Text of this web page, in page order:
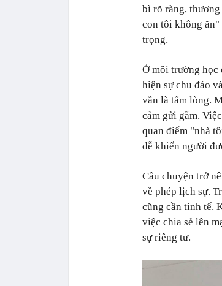
bì rõ ràng,
con tôi không ăn"
trọng.
Ở môi trường học
hiện sự chu đáo
vẫn là tấm lòng.
cảm gửi gắm.
quan điểm "nhà
dễ khiến người
Câu chuyện trở
về phép lịch sự.
cũng cần tinh tế.
việc chia sẻ lên
sự riêng tư.